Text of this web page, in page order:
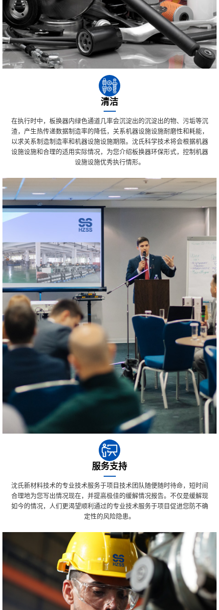
清洁
在执行时中，板换器内绿色通道几率会沉淀出的沉淀出的物、污垢等沉
渣，产生热传递数据制造率的降低，关系机器设施设施耐磨性和耗能，
以求关系制造制造率和机器设施设施期限。沈氏科学技术将会根据机器
设施设施和合理的适用实际情况，为您介绍板换器环保形式，控制机器
设施设施优秀执行情形。
服务支持
沈氏新材料技术的专业技术服务于项目技术团队随便随时待命，短时间
合理地为您写出情况现在，并提高极佳的缓解情况报告。不仅是缓解现
如今的情况，人们更渴望顺利通过的专业技术服务于项目促进您防不确
定性的风险隐患。